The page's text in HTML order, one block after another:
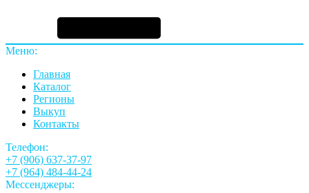
Меню:
Главная
Каталог
Регионы
Выкуп
Контакты
Телефон:
+7 (906) 637-37-97
+7 (964) 484-44-24
Мессенджеры: